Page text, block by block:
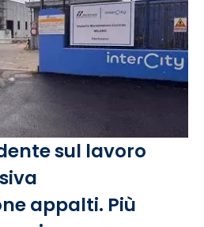
sul lavoro
appalti. Più